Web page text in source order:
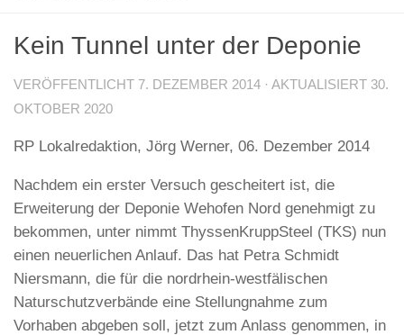
Kein Tunnel unter der Deponie
VERÖFFENTLICHT 7. DEZEMBER 2014 · AKTUALISIERT 30.
OKTOBER 2020
RP Lokalredaktion, Jörg Werner, 06. Dezember 2014
Nachdem ein erster Versuch gescheitert ist, die
Erweiterung der Deponie Wehofen Nord genehmigt zu
bekommen, unter nimmt ThyssenKruppSteel (TKS) nun
einen neuerlichen Anlauf. Das hat Petra Schmidt
Niersmann, die für die nordrhein-westfälischen
Naturschutzverbände eine Stellungnahme zum
Vorhaben abgeben soll, jetzt zum Anlass genommen, in